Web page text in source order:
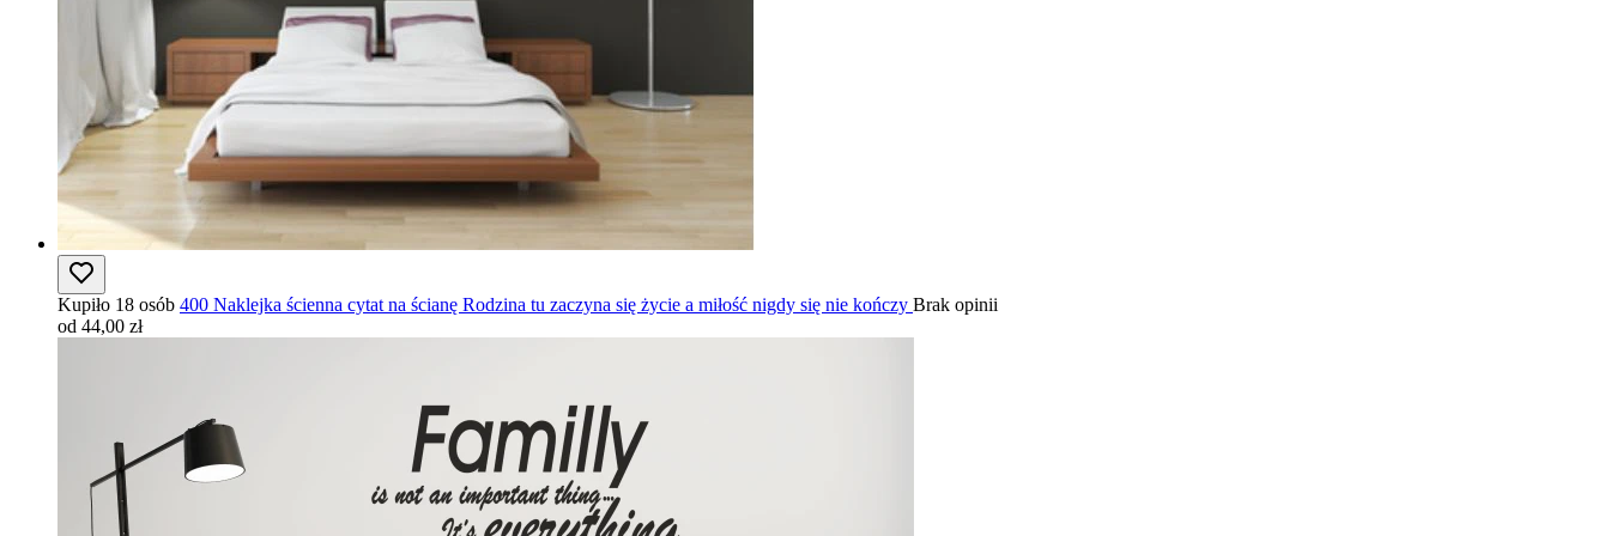
Kupiło 18 osób 400 Naklejka ścienna cytat na ścianę Rodzina tu zaczyna się życie a miłość nigdy się nie kończy Brak opinii
od 44,00 zł